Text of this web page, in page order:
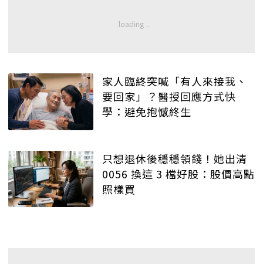
家人臨終突喊「有人來接我、
要回家」？醫授回應方式快
學：避免抱憾終生
只想退休後穩穩領錢！她出清
0056 換這 3 檔好股：股價高點
照樣買